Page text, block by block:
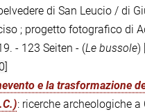
di San Leucio / di
; progetto fotografico di
- 123 Seiten - (Le bussole)
e la trasformazione
: ricerche archeologiche